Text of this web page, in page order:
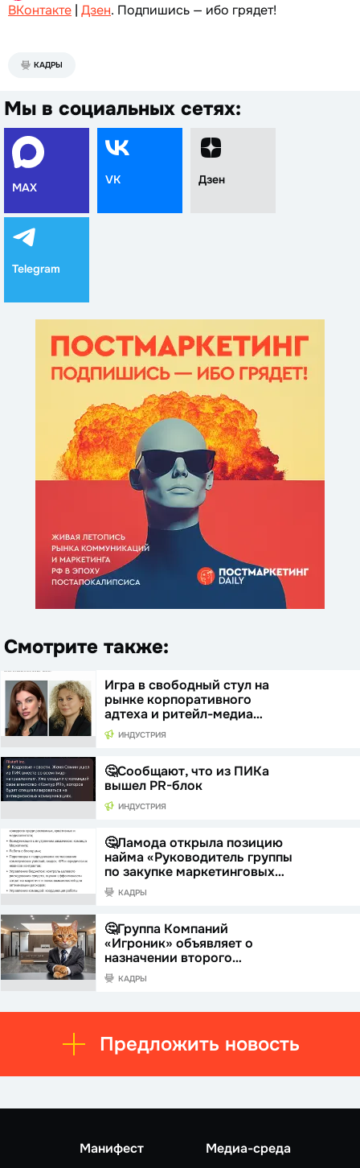
ВКонтакте | Дзен. Подпишись — ибо грядет!
КАДРЫ
Мы в социальных сетях:
MAX
VK Дзен
Telegram
Смотрите также:
Игра в свободный стул на
рынке корпоративного
адтеха и ритейл-медиа…
ИНДУСТРИЯ
🤔Сообщают, что из ПИКа
вышел PR-блок
ИНДУСТРИЯ
🤔Ламода открыла позицию
найма «Руководитель группы
по закупке маркетинговых…
КАДРЫ
🤔Группа Компаний
«Игроник» объявляет о
назначении второго…
КАДРЫ
Предложить новость
Манифест Медиа-среда